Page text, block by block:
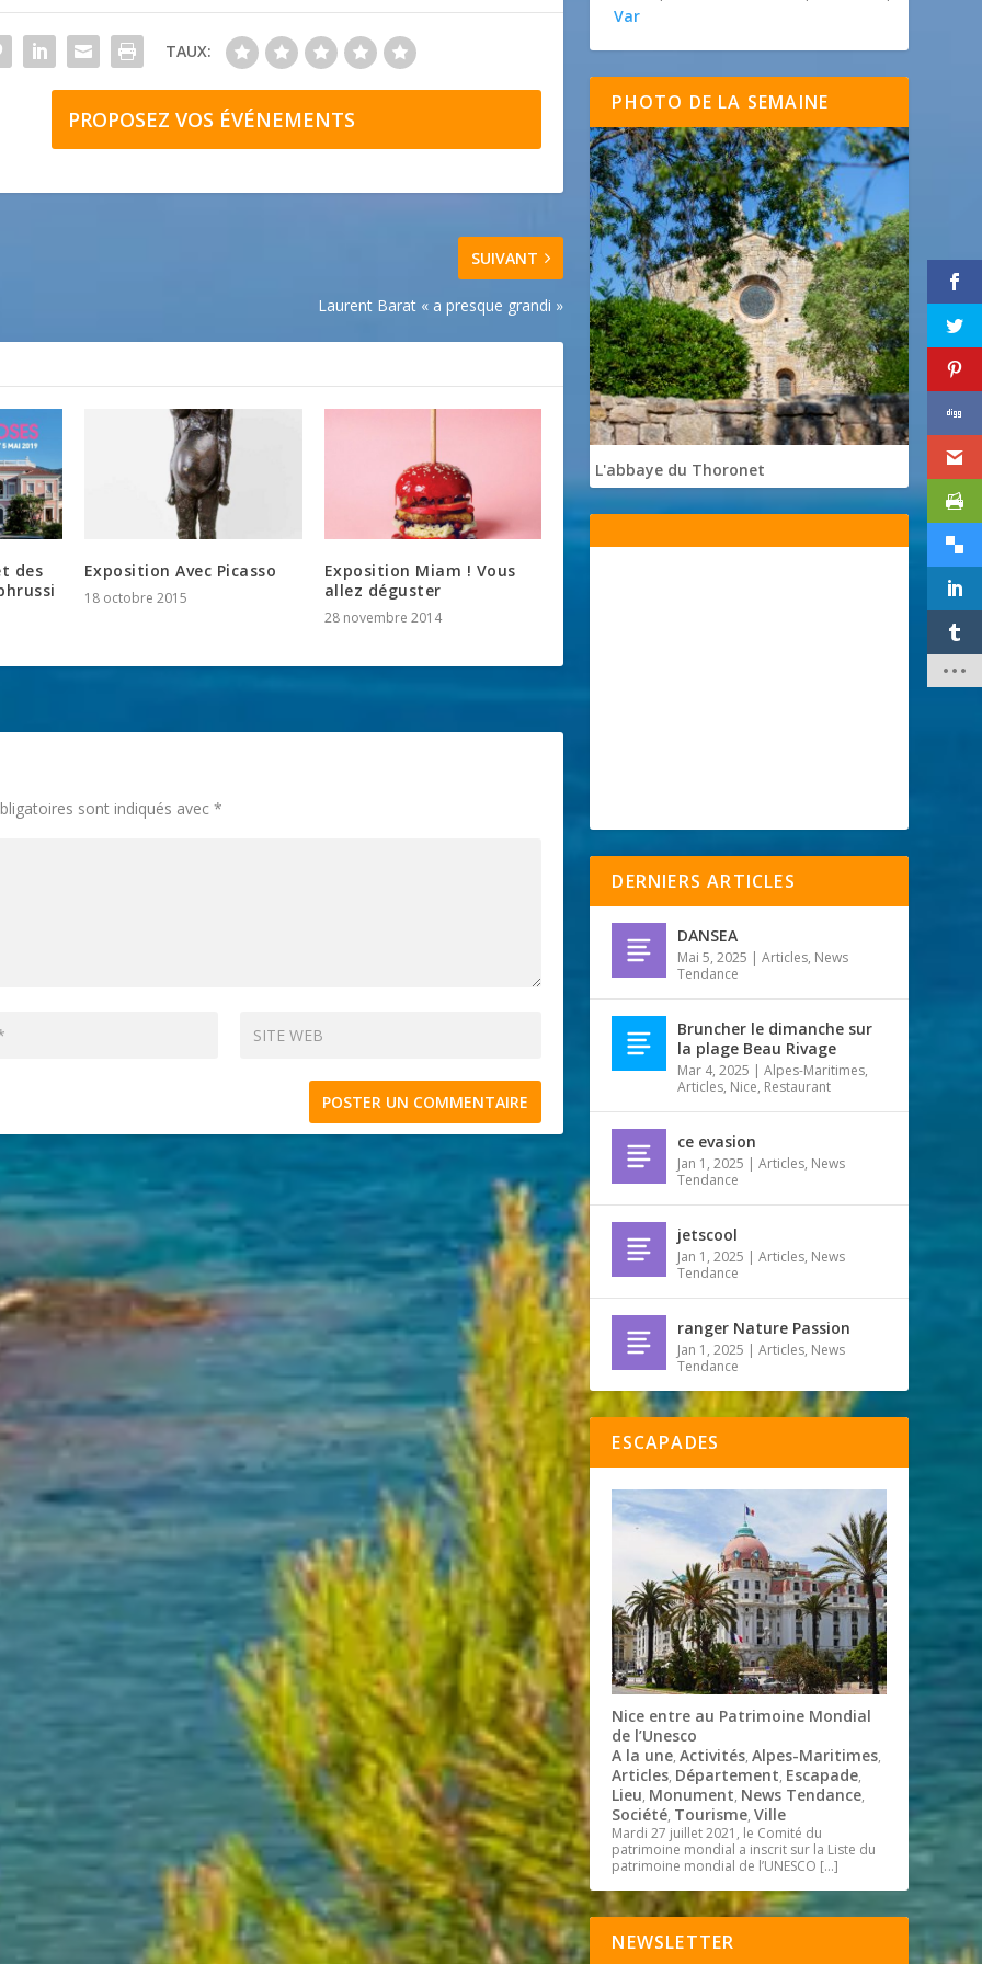
TAUX:
PROPOSEZ VOS ÉVÉNEMENTS
SUIVANT
Laurent Barat « a presque grandi »
des
Exposition Avec Picasso
18 octobre 2015
Exposition Miam ! Vous
allez déguster
28 novembre 2014
sont indiqués avec*
Var
PHOTO DE LA SEMAINE
L'abbaye du Thoronet
DERNIERS ARTICLES
DANSEA
Mai 5, 2025 |Articles, News
Tendance
Bruncher le dimanche sur
la plage Beau Rivage
Mar 4, 2025 |Alpes-Maritimes,
Articles, Nice, Restaurant
ce evasion
Jan 1, 2025 |Articles, News
Tendance
jetscool
Jan 1, 2025 |Articles, News
Tendance
ranger Nature Passion
Jan 1, 2025 |Articles, News
Tendance
ESCAPADES
Nice entre au Patrimoine Mondial
de l’Unesco
A la une,Activités,Alpes-Maritimes,
Articles, Département, Escapade,
Lieu, Monument, News Tendance,
Société, Tourisme,Ville
Mardi 27 juillet 2021, le Comité du
patrimoine mondial a inscrit sur la Liste du
patrimoine mondial de l’UNESCO […]
NEWSLETTER